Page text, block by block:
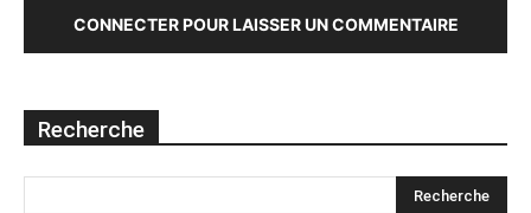
CONNECTER POUR LAISSER UN COMMENTAIRE
Recherche